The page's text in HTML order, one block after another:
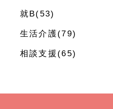
就B(53)
生活介護(79)
相談支援(65)